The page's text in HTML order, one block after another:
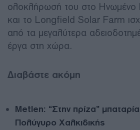
ολοκλήρωσή του στο
και το Longfield Solar Farm
από τα μεγαλύτερα
έργα στη χώρα.
Διαβάστε ακόμη
Metlen: “Στην πρίζα”
Πολύγυρο Χαλκιδικής